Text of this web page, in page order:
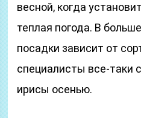
весной, когда
теплая погода. В
посадки зависит от
специалисты все-таки
ирисы осенью.